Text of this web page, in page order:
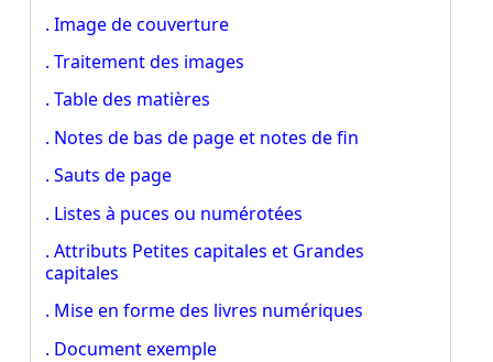
. Image de couverture
. Traitement des images
. Table des matières
. Notes de bas de page et notes de fin
. Sauts de page
. Listes à puces ou numérotées
. Attributs Petites capitales et Grandes
capitales
. Mise en forme des livres numériques
. Document exemple